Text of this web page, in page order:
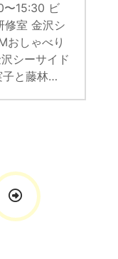
〜15:30 ビ
室 金沢シ
おしゃべり
シーサイド
子と藤林…